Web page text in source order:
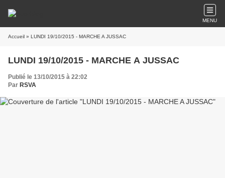
MENU
Accueil » LUNDI 19/10/2015 - MARCHE A JUSSAC
LUNDI 19/10/2015 - MARCHE A JUSSAC
Publié le 13/10/2015 à 22:02
Par RSVA